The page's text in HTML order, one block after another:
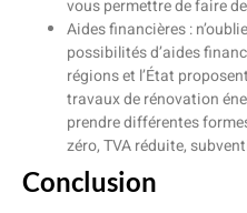
vous permettre de faire
Aides financières :
possibilités d’aides
régions et l’État
travaux de rénovation
prendre différentes
zéro, TVA réduite,
Conclusion